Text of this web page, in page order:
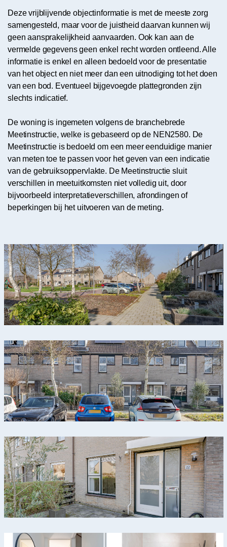
Deze vrijblijvende objectinformatie is met de meeste zorg
samengesteld, maar voor de juistheid daarvan kunnen wij
geen aansprakelijkheid aanvaarden. Ook kan aan de
vermelde gegevens geen enkel recht worden ontleend. Alle
informatie is enkel en alleen bedoeld voor de presentatie
van het object en niet meer dan een uitnodiging tot het doen
van een bod. Eventueel bijgevoegde plattegronden zijn
slechts indicatief.
De woning is ingemeten volgens de branchebrede
Meetinstructie, welke is gebaseerd op de NEN2580. De
Meetinstructie is bedoeld om een meer eenduidige manier
van meten toe te passen voor het geven van een indicatie
van de gebruiksoppervlakte. De Meetinstructie sluit
verschillen in meetuitkomsten niet volledig uit, door
bijvoorbeeld interpretatieverschillen, afrondingen of
beperkingen bij het uitvoeren van de meting.